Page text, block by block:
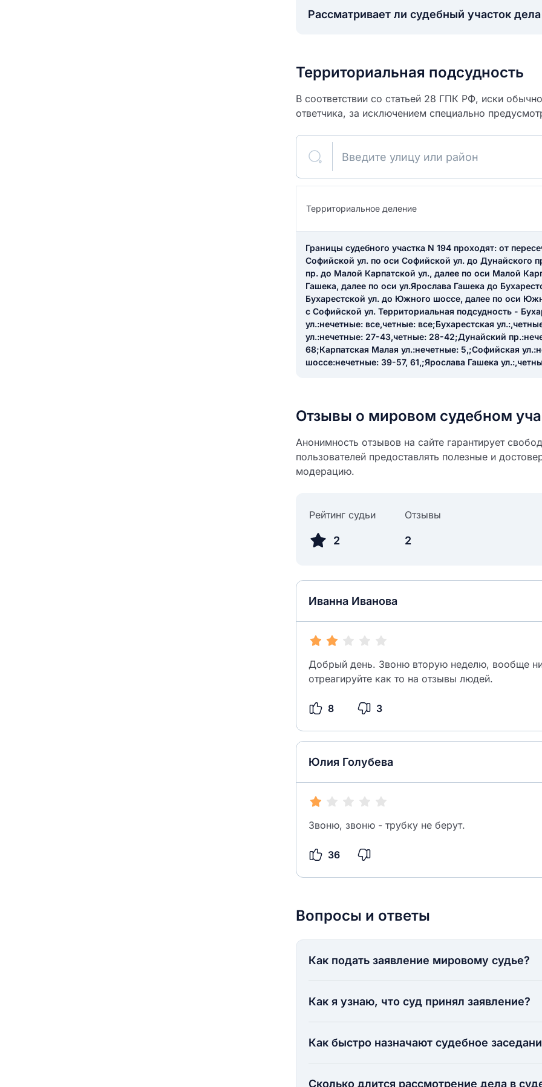
Рассматривает ли судебный участок
Территориальная подсудность
В соответствии со статьей 28 ГПК РФ, иски
ответчика, за исключением специально
Введите улицу или район
Территориальное деление
Границы судебного участка N 194 проходят: от
Софийской ул. по оси Софийской ул. до Дунайского
пр. до Малой Карпатской ул., далее по оси Малой
Гашека, далее по оси ул.Ярослава Гашека до
Бухарестской ул. до Южного шоссе, далее по оси
с Софийской ул. Территориальная подсудность -
ул.:нечетные: все,четные: все;Бухарестская
ул.:нечетные: 27-43,четные: 28-42;Дунайский
68;Карпатская Малая ул.:нечетные: 5,;Софийская
шоссе:нечетные: 39-57, 61,;Ярослава Гашека
Отзывы о мировом судебном
Анонимность отзывов на сайте гарантирует
пользователей предоставлять полезные и
модерацию.
Рейтинг судьи
2
Отзывы
2
Иванна Иванова
Добрый день. Звоню вторую неделю, вообще
отреагируйте как то на отзывы людей.
8 3
Юлия Голубева
Звоню, звоню - трубку не берут.
36
Как вы
участок?
разрешить
Введите свой номер телефона
Ответ на отзыв
ОСТАВИТЬ ОТЗЫВ
Вопросы и ответы
Как подать заявление мировому судье?
Как я узнаю, что суд принял заявление?
Как быстро назначают судебное
Сколько длится рассмотрение дела в
Название населенного пункта
НАЙТИ МЕНЯ